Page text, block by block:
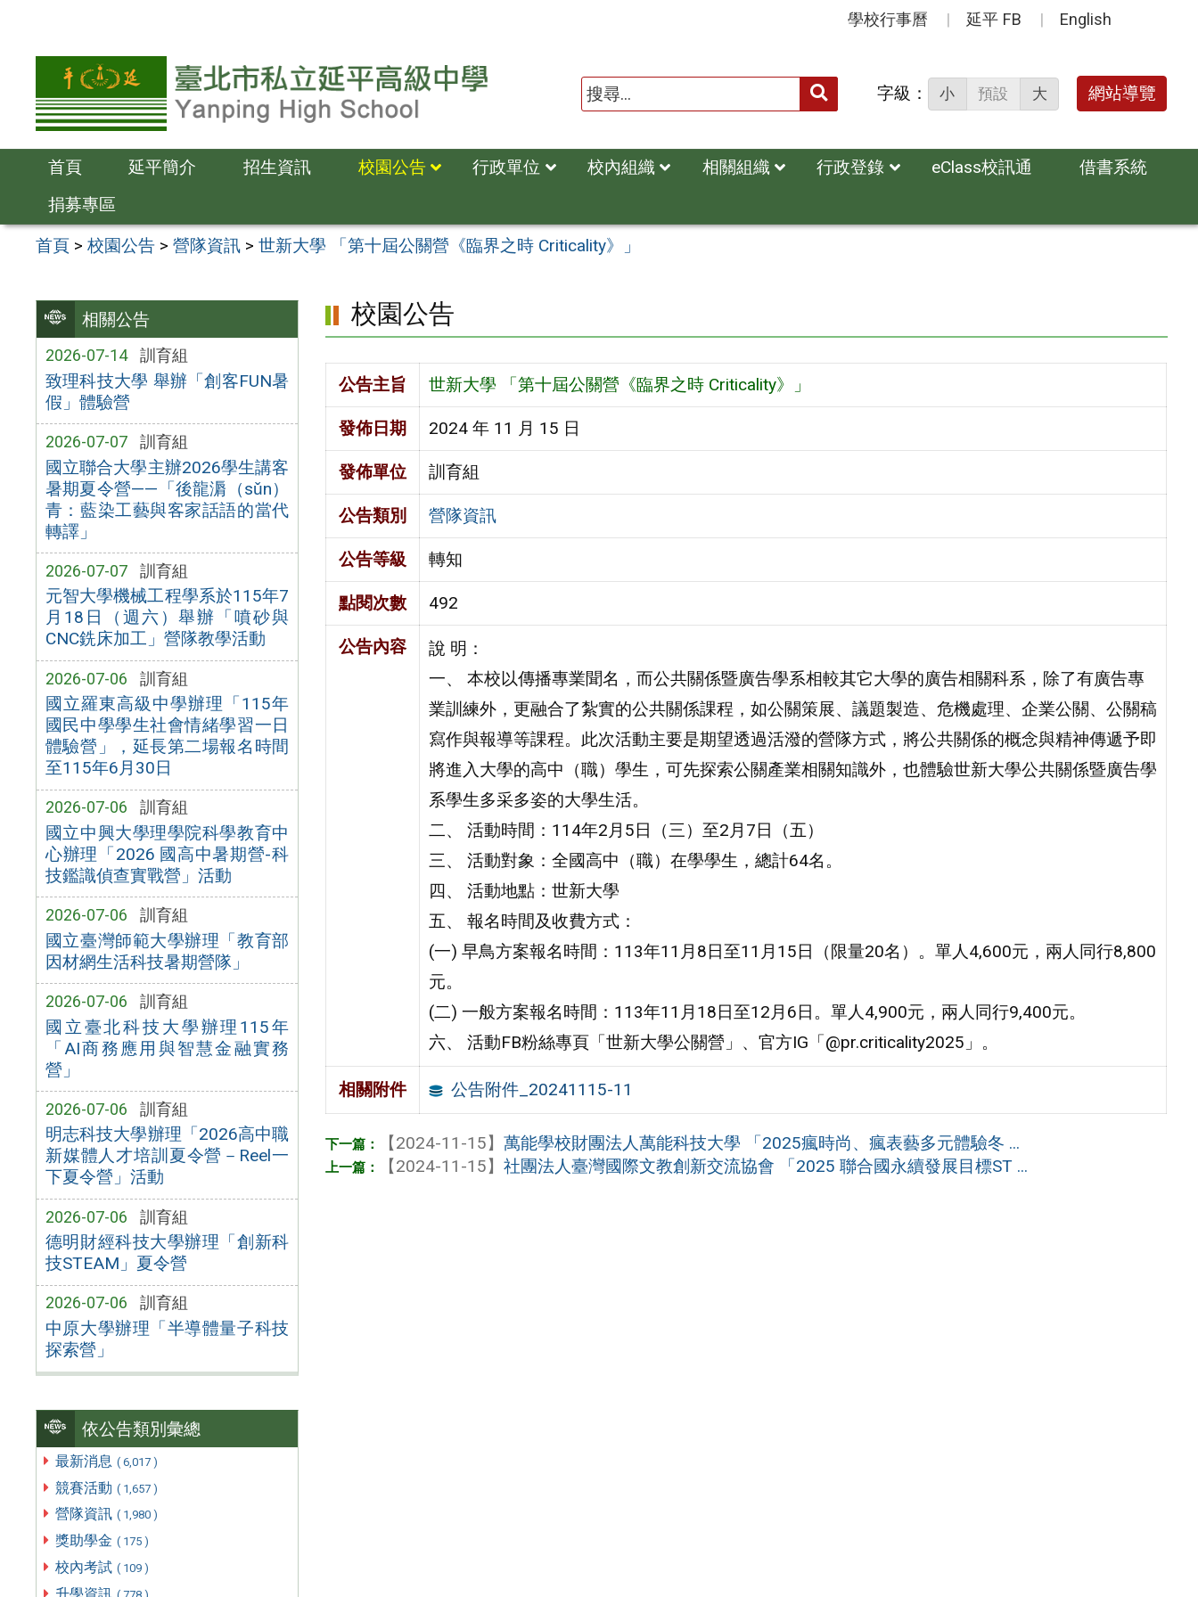
容
學校行事曆 延平 FB English
送出 字級： 小 預設 大 網站導覽
首頁 延平簡介 招生資訊 校園公告 行政單位 校內組織 相關組織 行政登錄 eClass校訊通
借書系統
捐募專區
首頁 >校園公告 >營隊資訊 >世新大學 「第十屆公關營《臨界之時 Criticality》」
相關公告
2026-07-14 訓育組
致理科技大學 舉辦「創客FUN暑
假」體驗營
2026-07-07 訓育組
國立聯合大學主辦2026學生講客
暑期夏令營——「後龍漘（sǔn）
青：藍染工藝與客家話語的當代
轉譯」
2026-07-07 訓育組
元智大學機械工程學系於115年7
月18日（週六）舉辦「噴砂與
CNC銑床加工」營隊教學活動
2026-07-06 訓育組
國立羅東高級中學辦理「115年
國民中學學生社會情緒學習一日
體驗營」，延長第二場報名時間
至115年6月30日
2026-07-06 訓育組
國立中興大學理學院科學教育中
心辦理「2026 國高中暑期營-科
技鑑識偵查實戰營」活動
2026-07-06 訓育組
國立臺灣師範大學辦理「教育部
因材網生活科技暑期營隊」
2026-07-06 訓育組
國立臺北科技大學辦理115年
「AI商務應用與智慧金融實務
營」
2026-07-06 訓育組
明志科技大學辦理「2026高中職
新媒體人才培訓夏令營－Reel一
下夏令營」活動
2026-07-06 訓育組
德明財經科技大學辦理「創新科
技STEAM」夏令營
2026-07-06 訓育組
中原大學辦理「半導體量子科技
探索營」
依公告類別彙總
最新消息 ( 6,017 )
競賽活動 ( 1,657 )
營隊資訊 ( 1,980 )
獎助學金 ( 175 )
校內考試 ( 109 )
校園公告
公告主旨 世新大學 「第十屆公關營《臨界之時 Criticality》」
發佈日期 2024 年 11 月 15 日
發佈單位 訓育組
公告類別 營隊資訊
公告等級 轉知
點閱次數 492
公告內容
說 明：
一、 本校以傳播專業聞名，而公共關係暨廣告學系相較其它大學的廣告相關科系，除了有廣告專
業訓練外，更融合了紮實的公共關係課程，如公關策展、議題製造、危機處理、企業公關、公關稿
寫作與報導等課程。此次活動主要是期望透過活潑的營隊方式，將公共關係的概念與精神傳遞予即
將進入大學的高中（職）學生，可先探索公關產業相關知識外，也體驗世新大學公共關係暨廣告學
系學生多采多姿的大學生活。
二、 活動時間：114年2月5日（三）至2月7日（五）
三、 活動對象：全國高中（職）在學學生，總計64名。
四、 活動地點：世新大學
五、 報名時間及收費方式：
(一) 早鳥方案報名時間：113年11月8日至11月15日（限量20名）。單人4,600元，兩人同行8,800
元。
(二) 一般方案報名時間：113年11月18日至12月6日。單人4,900元，兩人同行9,400元。
六、 活動FB粉絲專頁「世新大學公關營」、官方IG「@pr.criticality2025」。
相關附件 公告附件_20241115-11
【2024-11-15】萬能學校財團法人萬能科技大學 「2025瘋時尚、瘋表藝多元體驗冬 ...
【2024-11-15】社團法人臺灣國際文教創新交流協會 「2025 聯合國永續發展目標ST ...